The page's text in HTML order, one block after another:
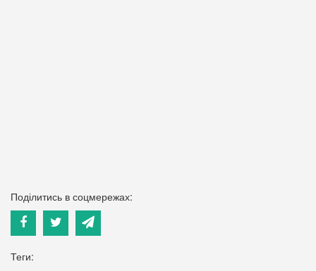
Поділитись в соцмережах:
Теги: